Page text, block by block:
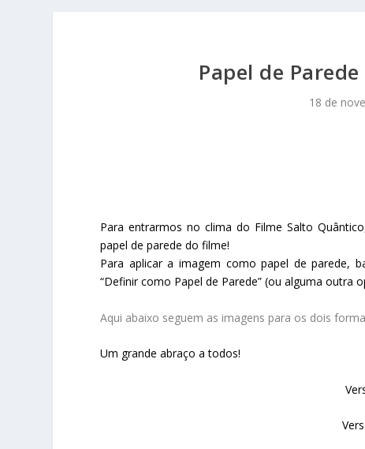
Papel de
18 de
Para entrarmos no clima do Filme Salto
papel de parede do filme!
Para aplicar a imagem como papel de parede,
“Definir como Papel de Parede” (ou alguma outra
Aqui abaixo seguem as imagens para os dois
Um grande abraço a todos!